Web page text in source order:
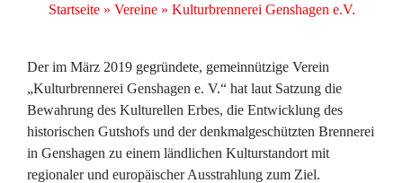
Startseite» Vereine» Kulturbrennerei Genshagen e.V.
Der im März 2019 gegründete, gemeinnützige Verein
„Kulturbrennerei Genshagen e. V.“ hat laut Satzung die
Bewahrung des Kulturellen Erbes, die Entwicklung des
historischen Gutshofs und der denkmalgeschützten Brennerei
in Genshagen zu einem ländlichen Kulturstandort mit
regionaler und europäischer Ausstrahlung zum Ziel.